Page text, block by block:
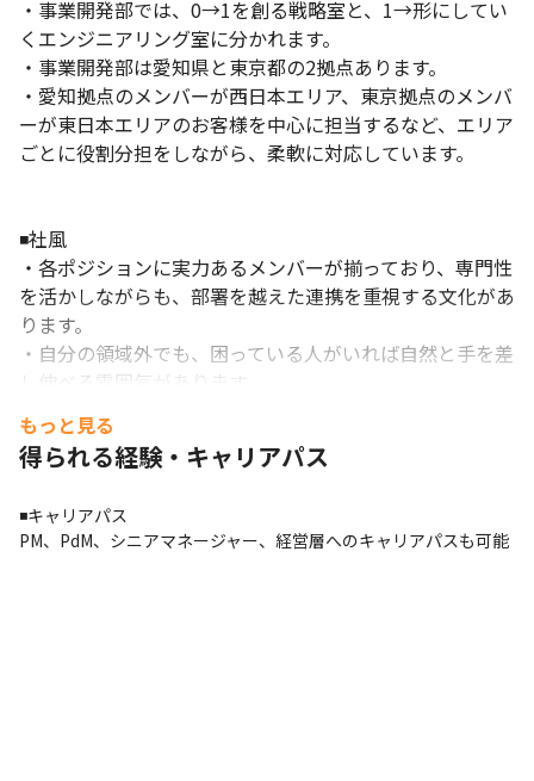
・事業開発部では、0→1を創る戦略室と、1→形にしてい
くエンジニアリング室に分かれます。
・事業開発部は愛知県と東京都の2拠点あります。
・愛知拠点のメンバーが西日本エリア、東京拠点のメンバ
ーが東日本エリアのお客様を中心に担当するなど、エリア
ごとに役割分担をしながら、柔軟に対応しています。
◾️社風
・各ポジションに実力あるメンバーが揃っており、専門性
を活かしながらも、部署を越えた連携を重視する文化があ
ります。
・自分の領域外でも、困っている人がいれば自然と手を差
し伸べる雰囲気があります。
・年齢や役職に関係なく、フラットなコミュニケーション
が基本です。
・Slackなどでも敬語をベースにした丁寧なやり取りがさ
・「わからないことをわからないと言える」雰囲気があ
り、質問や相談がしやすい環境です。
もっと見る
得られる経験・キャリアパス
◾️キャリアパス
PM、PdM、シニアマネージャー、経営層へのキャリアパスも可能